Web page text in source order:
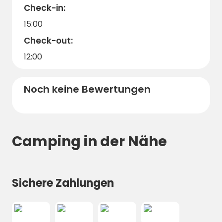
Check-in:
15:00
Check-out:
12:00
Noch keine Bewertungen
Camping in der Nähe
Sichere Zahlungen